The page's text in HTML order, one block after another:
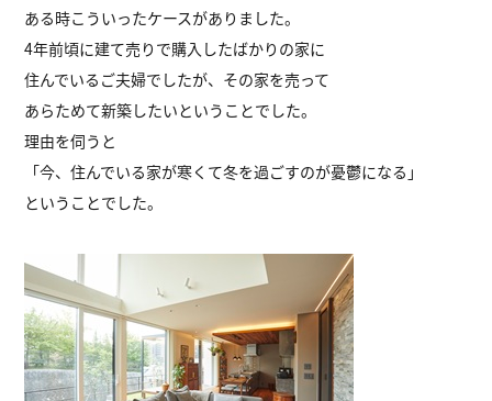
ある時こういったケースがありました。
4年前頃に建て売りで購入したばかりの家に
住んでいるご夫婦でしたが、その家を売って
あらためて新築したいということでした。
理由を伺うと
「今、住んでいる家が寒くて冬を過ごすのが憂鬱になる」
ということでした。